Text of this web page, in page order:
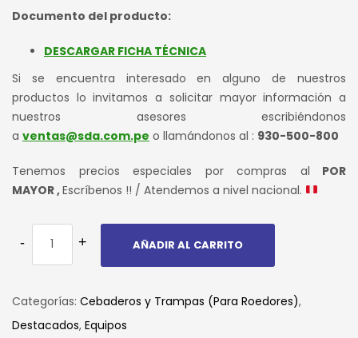
Documento del producto:
DESCARGAR FICHA TÉCNICA
Si se encuentra interesado en alguno de nuestros
productos lo invitamos a solicitar mayor información a
nuestros asesores escribiéndonos
a ventas@sda.com.pe o llamándonos al : 930-500-800
Tenemos precios especiales por compras al POR
MAYOR ,Escríbenos !! / Atendemos a nivel nacional.
AÑADIR AL CARRITO
Categorías: Cebaderos y Trampas (Para Roedores),
Destacados, Equipos